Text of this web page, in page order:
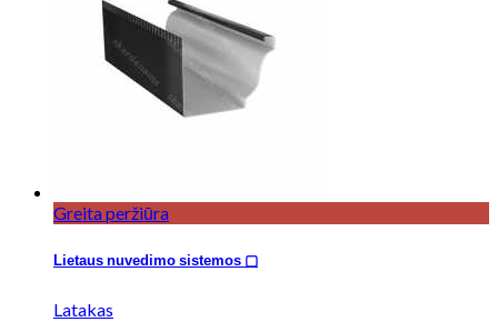
Greita peržiūra
Lietaus nuvedimo sistemos ▢
Latakas